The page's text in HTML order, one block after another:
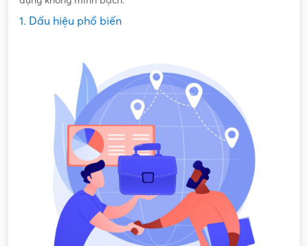
1. Dấu hiệu phổ biến